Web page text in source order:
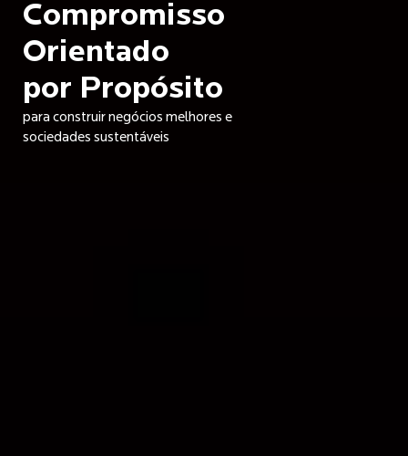
Compromisso
Orientado
por Propósito
para construir negócios melhores e
sociedades sustentáveis